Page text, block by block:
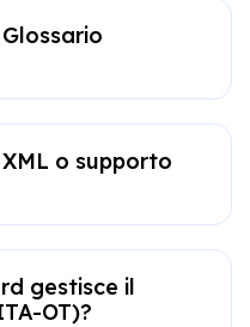
o supporto
gestisce il
OT)?